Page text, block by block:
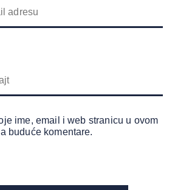
ime, email i web stranicu u ovom
buduće komentare.